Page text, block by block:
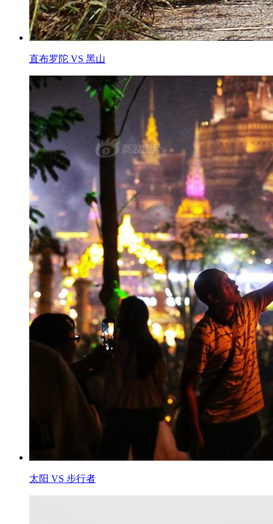
直布罗陀 VS 黑山
太阳 VS 步行者